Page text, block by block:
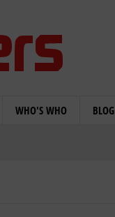
WHO'S WHO BLOG